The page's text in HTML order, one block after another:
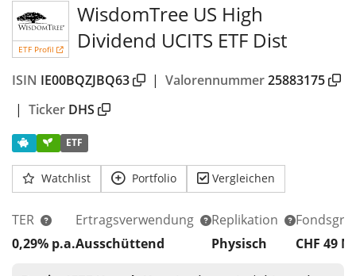
ETF Profil
WisdomTree US High
Dividend UCITS ETF Dist
ISIN IE00BQZJBQ63 | Valorennummer25883175
| Ticker DHS
ETF
Watchlist Portfolio Vergleichen
TER
0,29% p.a.
Ertragsverwendung
Ausschüttend
Replikation
Physisch
CHF 49